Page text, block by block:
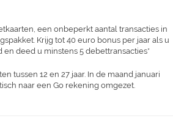
een onbeperkt aantal transacties in
Krijg tot 40 euro bonus per jaar als u
deed u minstens 5 debettransacties*
tussen 12 en 27 jaar. In de maand januari
naar een Go rekening omgezet.